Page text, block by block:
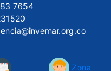
7654
Zona